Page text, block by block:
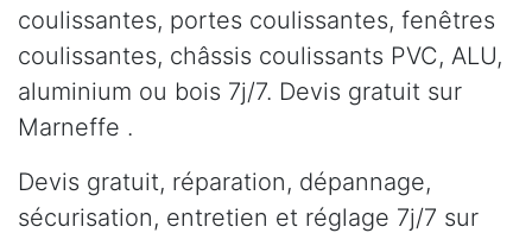
coulissantes, portes coulissantes, fenêtres
coulissantes, châssis coulissants PVC, ALU,
aluminium ou bois 7j/7. Devis gratuit sur
Marneffe .
Devis gratuit, réparation, dépannage,
sécurisation, entretien et réglage 7j/7 sur